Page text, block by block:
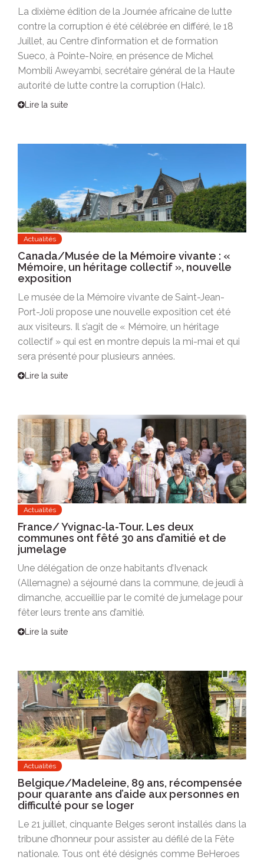
La dixième édition de la Journée africaine de lutte
contre la corruption é été célébrée en différé, le 18
Juillet, au Centre d’information et de formation
Sueco, à Pointe-Noire, en présence de Michel
Mombili Aweyambi, secrétaire général de la Haute
autorité de lutte contre la corruption (Halc).
Lire la suite
Actualités
Canada/Musée de la Mémoire vivante : «
Mémoire, un héritage collectif », nouvelle
exposition
Le musée de la Mémoire vivante de Saint-Jean-
Port-Joli propose une nouvelle exposition cet été
aux visiteurs. Il s’agit de « Mémoire, un héritage
collectif » qui est en montre depuis la mi-mai et qui
sera présenté pour plusieurs années.
Lire la suite
Actualités
France/ Yvignac-la-Tour. Les deux
communes ont fêté 30 ans d’amitié et de
jumelage
Une délégation de onze habitants d’Ivenack
(Allemagne) a séjourné dans la commune, de jeudi à
dimanche, accueillie par le comité de jumelage pour
fêter leurs trente ans d’amitié.
Lire la suite
Actualités
Belgique/Madeleine, 89 ans, récompensée
pour quarante ans d’aide aux personnes en
difficulté pour se loger
Le 21 juillet, cinquante Belges seront installés dans la
tribune d’honneur pour assister au défilé de la Fête
nationale. Tous ont été désignés comme BeHeroes